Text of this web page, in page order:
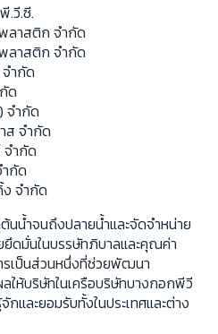
.วี.ซี.
ลาสติก จำกัด
ลาสติก จำกัด
จำกัด
ด
จำกัด
ส จำกัด
ำกัด
กัด
จำกัด
น้ำจนถึงปลายน้ำและจัดจำหน่าย
ยึดมั่นในบรรษัทภิบาลและคุณค่า
เป็นส่วนหนึ่งที่ช่วยพัฒนา
ให้บริษัทในเครือบริษัทบางกอกพีวี
และยอมรับทั้งในประเทศและต่าง